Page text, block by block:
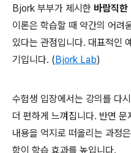
Bjork 부부가 제시한 바람직
이론은 학습할 때 약간의 어려
있다는 관점입니다. 대표적인
기입니다. (Bjork Lab)
수험생 입장에서는 강의를 다
더 편하게 느껴집니다. 반면
내용을 억지로 떠올리는 과정
함이 학습 효과를 높입니다.